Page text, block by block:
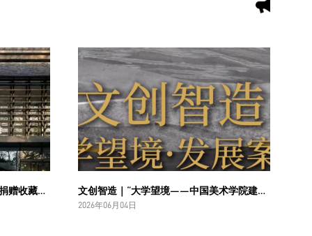
中国美术学院美术馆“张毓怡作品捐赠收藏项目”入选“2026年度国家美术作品收藏和捐赠奖励项目名单” 文创智造｜“大学望境——中国美术学院建设世界一流大学二十周年”特展导览
2026年06月04日